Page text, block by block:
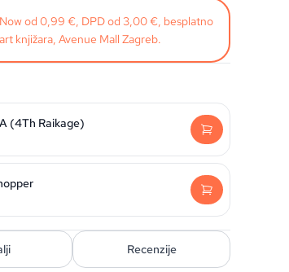
od 0,99 €, DPD od 3,00 €, besplatno
knjižara, Avenue Mall Zagreb.
(4Th Raikage)
Recenzije